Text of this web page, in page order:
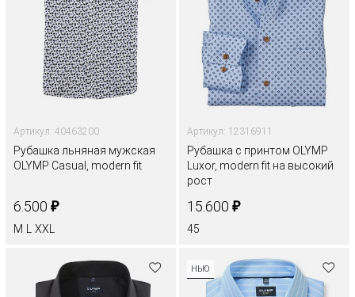
Артикул: 40463200
Рубашка льняная мужская
OLYMP Casual, modern fit
6.500 ₽
M XXL
Артикул: 12316911
Рубашка с принтом OLYMP
Luxor, modern fit на высокий
рост
15.600 ₽
45
НЬЮ